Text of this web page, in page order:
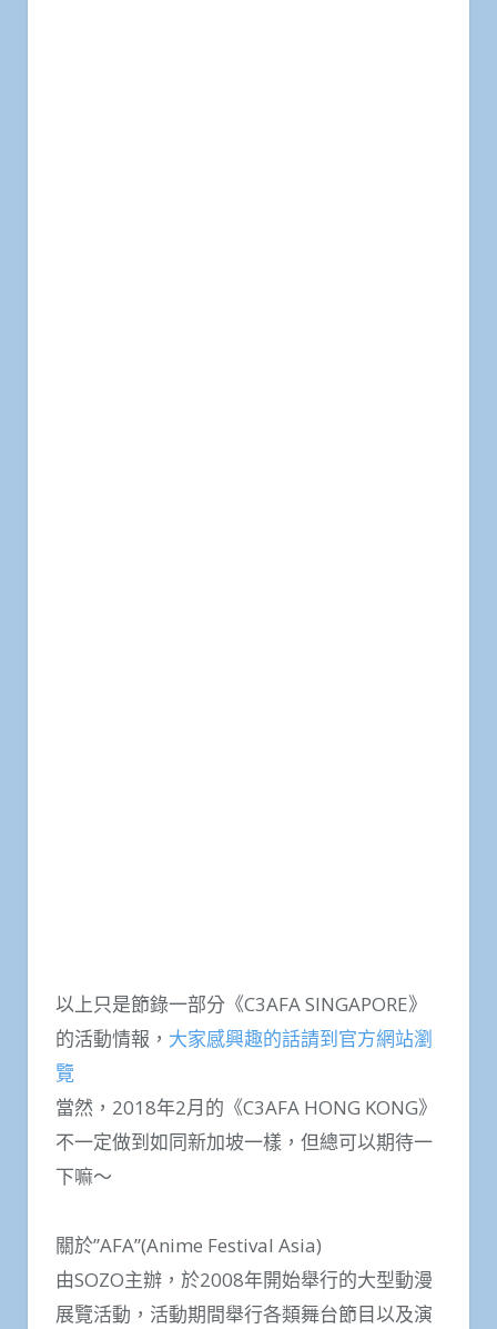
以上只是節錄一部分《C3AFA SINGAPORE》
的活動情報， 大家感興趣的話請到官方網站瀏
覽
當然，2018年2月的《C3AFA HONG KONG》
不一定做到如同新加坡一樣，但總可以期待一
下嘛～
關於”AFA”(Anime Festival Asia)
由SOZO主辦，於2008年開始舉行的大型動漫
展覽活動，活動期間舉行各類舞台節目以及演